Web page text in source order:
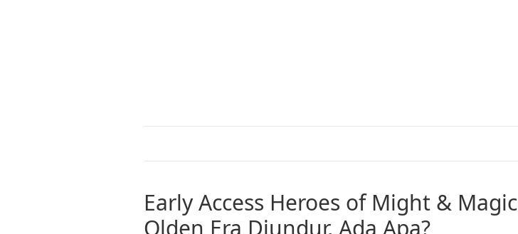
Early Access Heroes of Might & Magic
Olden Era Diundur, Ada Apa?